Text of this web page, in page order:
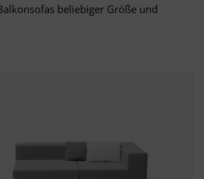
beliebiger Größe und